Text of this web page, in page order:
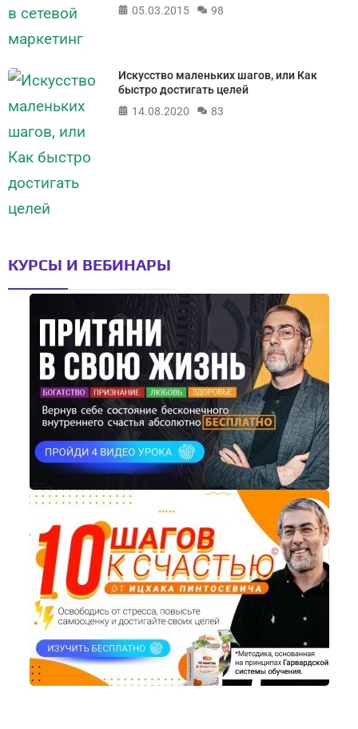
05.03.2015
98
Искусство маленьких шагов, или Как
быстро достигать целей
14.08.2020
83
КУРСЫ И ВЕБИНАРЫ